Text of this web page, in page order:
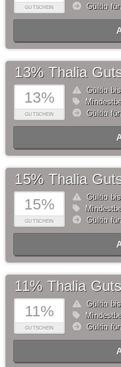
GUTSCHEIN
Gültig
13%
GUTSCHEIN
13% Thalia
Gültig
Gültig
15%
GUTSCHEIN
15% Thalia
Gültig
Gültig
11%
GUTSCHEIN
11% Thalia
Gültig
Gültig